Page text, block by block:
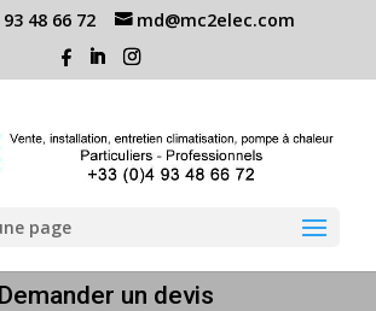
48 66 72 md@mc2elec.com
page
Demander un devis